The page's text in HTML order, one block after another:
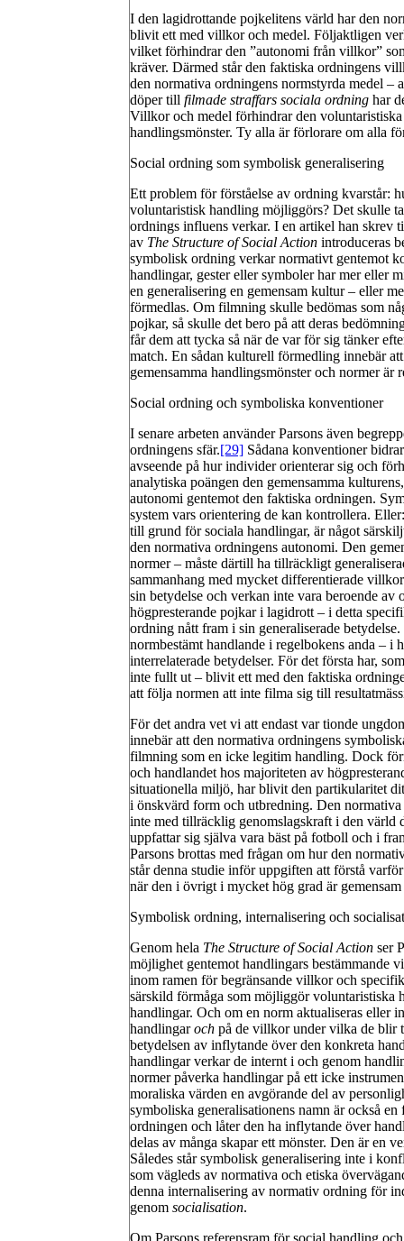
I den lagidrottande pojkelitens värld har den
blivit ett med villkor och medel. Följaktligen
vilket förhindrar den ”autonomi från villkor”
kräver. Därmed står den faktiska ordningens
den normativa ordningens normstyrda medel –
döper till filmade straffars sociala ordning har
Villkor och medel förhindrar den
handlingsmönster. Ty alla är förlorare om alla
Social ordning som symbolisk generalisering
Ett problem för förståelse av ordning kvarstår:
voluntaristisk handling möjliggörs? Det skulle
ordnings influens verkar. I en artikel han skrev
av The Structure of Social Action introduceras
symbolisk ordning verkar normativt gentemot
handlingar, gester eller symboler har mer eller
en generalisering en gemensam kultur – eller
förmedlas. Om filmning skulle bedömas som
pojkar, så skulle det bero på att deras
får dem att tycka så när de var för sig tänker
match. En sådan kulturell förmedling innebär
gemensamma handlingsmönster och normer är
Social ordning och symboliska konventioner
I senare arbeten använder Parsons även
ordningens sfär.[29] Sådana konventioner
avseende på hur individer orienterar sig och
analytiska poängen den gemensamma
autonomi gentemot den faktiska ordningen.
system vars orientering de kan kontrollera.
till grund för sociala handlingar, är något
den normativa ordningens autonomi. Den
normer – måste därtill ha tillräckligt
sammanhang med mycket differentierade
sin betydelse och verkan inte vara beroende
högpresterande pojkar i lagidrott – i detta
ordning nått fram i sin generaliserade
normbestämt handlande i regelbokens anda – i
interrelaterade betydelser. För det första har,
inte fullt ut – blivit ett med den faktiska
att följa normen att inte filma sig till
För det andra vet vi att endast var tionde
innebär att den normativa ordningens
filmning som en icke legitim handling. Dock
och handlandet hos majoriteten av
situationella miljö, har blivit den partikularitet
i önskvärd form och utbredning. Den
inte med tillräcklig genomslagskraft i den värld
uppfattar sig själva vara bäst på fotboll och i
Parsons brottas med frågan om hur den
står denna studie inför uppgiften att förstå
när den i övrigt i mycket hög grad är
Symbolisk ordning, internalisering och
Genom hela The Structure of Social Action ser
möjlighet gentemot handlingars bestämmande
inom ramen för begränsande villkor och
särskild förmåga som möjliggör voluntaristiska
handlingar. Och om en norm aktualiseras eller
handlingaroch på de villkor under vilka de blir
betydelsen av inflytande över den konkreta
handlingar verkar de internt i och genom
normer påverka handlingar på ett icke
moraliska värden en avgörande del av
symboliska generalisationens namn är också
ordningen och låter den ha inflytande över
delas av många skapar ett mönster. Den är en
Således står symbolisk generalisering inte i
som vägleds av normativa och etiska
denna internalisering av normativ ordning för
genom socialisation.
Om Parsons referensram för social handling